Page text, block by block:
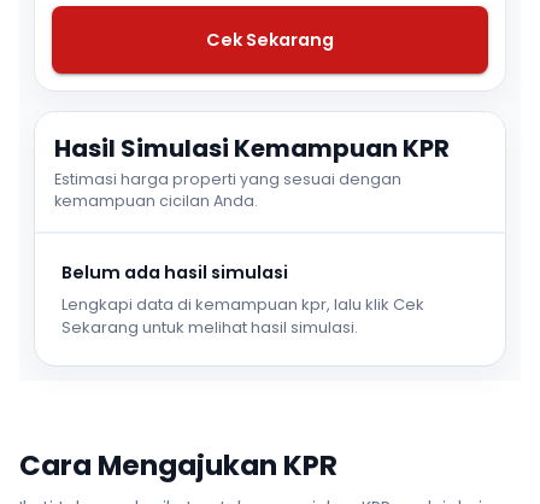
Cek Sekarang
Hasil Simulasi Kemampuan KPR
Estimasi harga properti yang sesuai dengan
kemampuan cicilan Anda.
Belum ada hasil simulasi
Lengkapi data di kemampuan kpr, lalu klik Cek
Sekarang untuk melihat hasil simulasi.
Cara Mengajukan KPR